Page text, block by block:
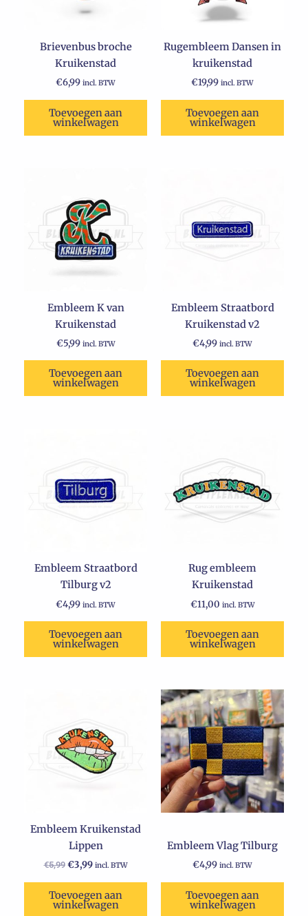
Brievenbus broche
Kruikenstad
€6,99 incl. BTW
Toevoegen aan
winkelwagen
Rugembleem Dansen in
kruikenstad
€19,99 incl. BTW
Toevoegen aan
winkelwagen
Embleem K van
Kruikenstad
€5,99 incl. BTW
Toevoegen aan
winkelwagen
Embleem Straatbord
Kruikenstad v2
€4,99 incl. BTW
Toevoegen aan
winkelwagen
Embleem Straatbord
Tilburg v2
€4,99 incl. BTW
Toevoegen aan
winkelwagen
Rug embleem
Kruikenstad
€11,00 incl. BTW
Toevoegen aan
winkelwagen
Embleem Kruikenstad
Lippen
€5,99
€5,99.
€3,99
€3,99.
incl. BTW
Toevoegen aan
winkelwagen
Embleem Vlag Tilburg
€4,99 incl. BTW
Toevoegen aan
winkelwagen